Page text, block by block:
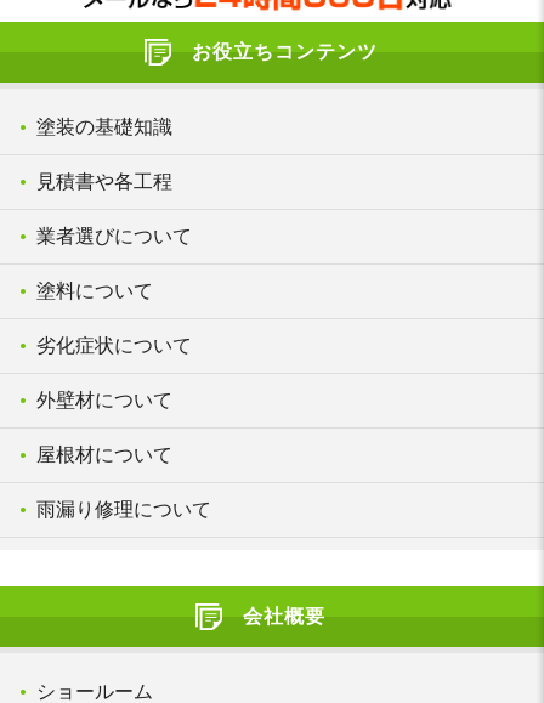
お役立ちコンテンツ
塗装の基礎知識
見積書や各工程
業者選びについて
塗料について
劣化症状について
外壁材について
屋根材について
雨漏り修理について
会社概要
ショールーム